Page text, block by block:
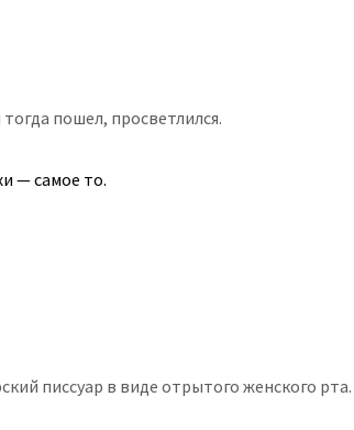
пошел, просветлился.
— самое то.
писсуар в виде отрытого женского